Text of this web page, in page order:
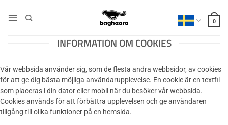
0
INFORMATION OM COOKIES
Vår webbsida använder sig, som de flesta andra webbsidor, av cookies
för att ge dig bästa möjliga användarupplevelse. En cookie är en textfil
som placeras i din dator eller mobil när du besöker vår webbsida.
Cookies används för att förbättra upplevelsen och ge användaren
tillgång till olika funktioner på en hemsida.